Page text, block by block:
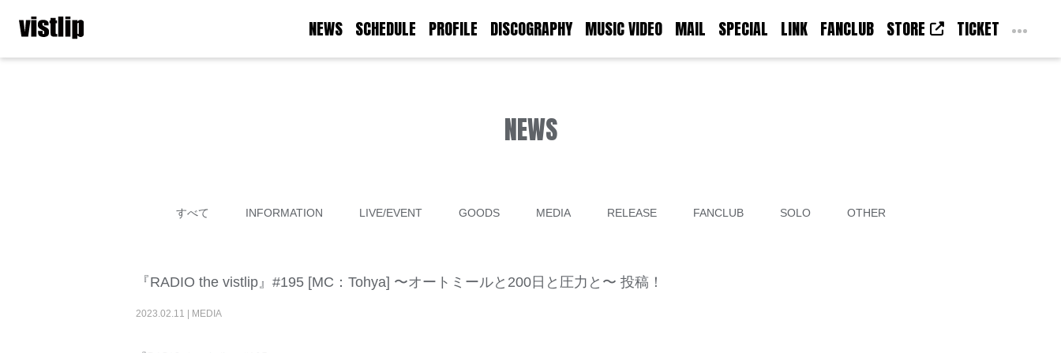
NEWS SCHEDULE PROFILE DISCOGRAPHY MUSIC VIDEO MAIL SPECIAL LINK FANCLUB STORE TICKET
NEWS
すべて INFORMATION LIVE/EVENT GOODS MEDIA RELEASE FANCLUB SOLO OTHER
『RADIO the vistlip』#195 [MC：Tohya] 〜オートミールと200日と圧力と〜 投稿！
2023.02.11 MEDIA